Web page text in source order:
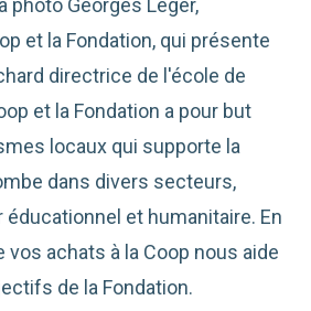
photo Georges Leger,
et la Fondation, qui présente
directrice de l'école de
et la Fondation a pour but
locaux qui supporte la
dans divers secteurs,
et humanitaire. En
achats à la Coop nous aide
de la Fondation.